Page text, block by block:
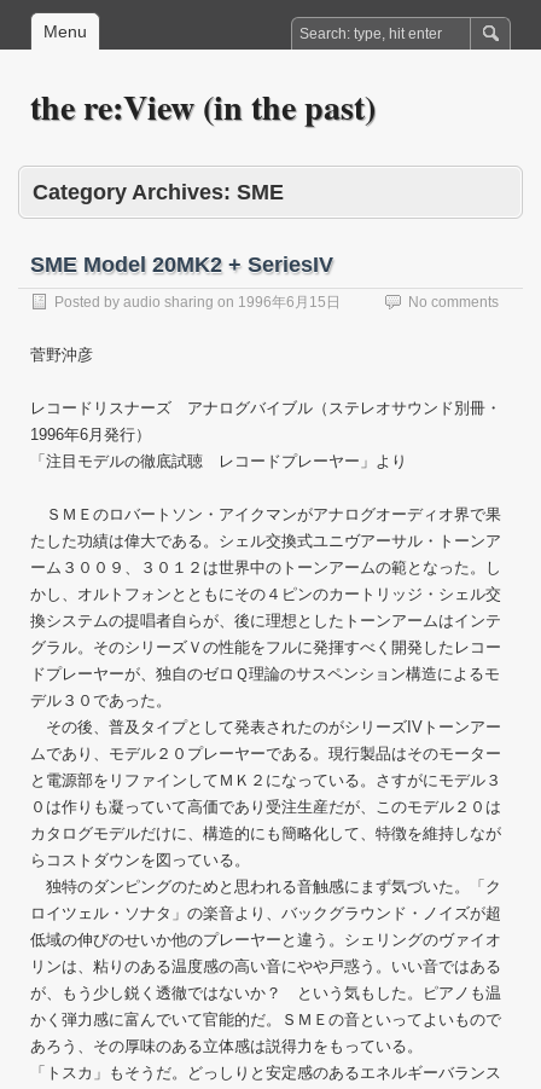
Menu
the re:View (in the past)
Category Archives: SME
SME Model 20MK2 + SeriesIV
Posted by audio sharing on 1996年6月15日 No comments
菅野沖彦
レコードリスナーズ アナログバイブル（ステレオサウンド別冊・
1996年6月発行）
「注目モデルの徹底試聴 レコードプレーヤー」より
ＳＭＥのロバートソン・アイクマンがアナログオーディオ界で果
たした功績は偉大である。シェル交換式ユニヴアーサル・トーンア
ーム３００９、３０１２は世界中のトーンアームの範となった。し
かし、オルトフォンとともにその４ピンのカートリッジ・シェル交
換システムの提唱者自らが、後に理想としたトーンアームはインテ
グラル。そのシリーズＶの性能をフルに発揮すべく開発したレコー
ドプレーヤーが、独自のゼロＱ理論のサスペンション構造によるモ
デル３０であった。
その後、普及タイプとして発表されたのがシリーズIVトーンアー
ムであり、モデル２０プレーヤーである。現行製品はそのモーター
と電源部をリファインしてＭＫ２になっている。さすがにモデル３
０は作りも凝っていて高価であり受注生産だが、このモデル２０は
カタログモデルだけに、構造的にも簡略化して、特徴を維持しなが
らコストダウンを図っている。
独特のダンピングのためと思われる音触感にまず気づいた。「ク
ロイツェル・ソナタ」の楽音より、バックグラウンド・ノイズが超
低域の伸びのせいか他のプレーヤーと違う。シェリングのヴァイオ
リンは、粘りのある温度感の高い音にやや戸惑う。いい音ではある
が、もう少し鋭く透徹ではないか？ という気もした。ピアノも温
かく弾力感に富んでいて官能的だ。ＳＭＥの音といってよいもので
あろう、その厚味のある立体感は説得力をもっている。
「トスカ」もそうだ。どっしりと安定感のあるエネルギーバランス